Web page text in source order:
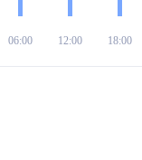
06:00 12:00 18:00